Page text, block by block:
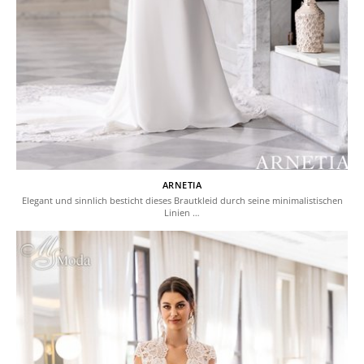
ARNETIA
Elegant und sinnlich besticht dieses Brautkleid durch seine minimalistischen
Linien …